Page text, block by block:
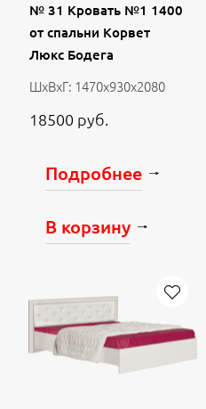
№ 31 Кровать №1 1400
от спальни Корвет
Люкс Бодега
ШхВхГ: 1470х930х2080
18500 руб.
Подробнее
В корзину